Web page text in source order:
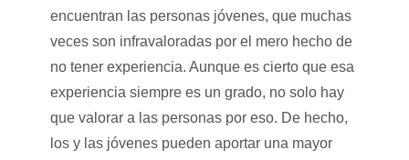
encuentran las personas jóvenes, que muchas
veces son infravaloradas por el mero hecho de
no tener experiencia. Aunque es cierto que esa
experiencia siempre es un grado, no solo hay
que valorar a las personas por eso. De hecho,
los y las jóvenes pueden aportar una mayor